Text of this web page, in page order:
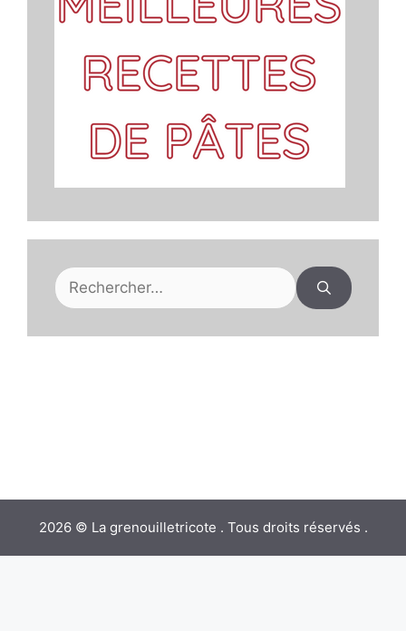
Rechercher :
2026 © La grenouilletricote . Tous droits réservés .